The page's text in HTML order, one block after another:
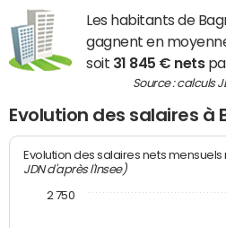
Les habitants de
gagnent en
soit 31 845 € nets
Source : calculs
Evolution des salaires à
Evolution des salaires nets
JDN d'après l'Insee)
2 750